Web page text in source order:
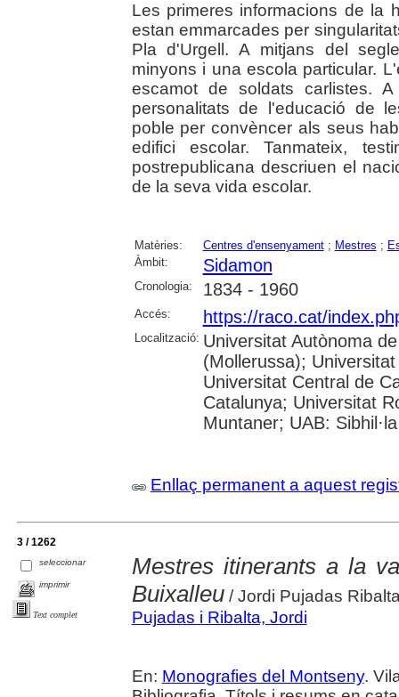
Les primeres informacions de la
estan emmarcades per
Pla d'Urgell. A mitjans del
minyons i una escola particular.
escamot de soldats carlistes.
personalitats de l'educació de
poble per convèncer als seus
edifici escolar. Tanmateix,
postrepublicana descriuen el
de la seva vida escolar.
Matèries: Centres d'ensenyament; Mestres ;
Àmbit:
Sidamon
Cronologia: 1834 - 1960
Accés: https://raco.cat/
Localització: Universitat Autònoma
(Mollerussa);
Universitat Central de
Catalunya; Universitat
Muntaner; UAB: Sibhil·la
Enllaç permanent a aquest
3 / 1262
seleccionar
imprimir
Text complet
Mestres itinerants a la
Buixalleu/ Jordi Pujadas
Pujadas i Ribalta, Jordi
En: Monografies del Montseny.